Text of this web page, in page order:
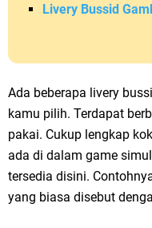
Livery Bussid
Ada beberapa livery
kamu pilih. Terdapat
pakai. Cukup lengkap
ada di dalam game
tersedia disini.
yang biasa disebut